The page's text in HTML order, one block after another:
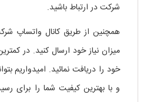
شرکت در ارتباط باشید.
همچنین از طریق کانال واتساپ
میزان نیاز خود ارسال کنید. در
خود را دریافت نمائید. امیدواریم
و با بهترین کیفیت شما را برای